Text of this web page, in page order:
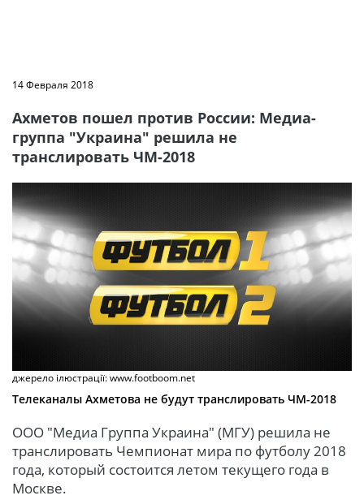
14 Февраля 2018
Ахметов пошел против России: Медиа-
группа "Украина" решила не
транслировать ЧМ-2018
джерело ілюстрації: www.footboom.net
Телеканалы Ахметова не будут транслировать ЧМ-2018
ООО "Медиа Группа Украина" (МГУ) решила не
транслировать Чемпионат мира по футболу 2018
года, который состоится летом текущего года в
Москве.